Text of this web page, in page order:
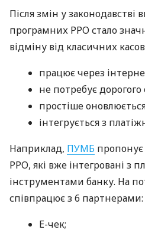
Після змін у законодавстві
програмних РРО стало
відміну від класичних
працює через
не потребує
простіше
інтегрується з
Наприклад, ПУМБ пропонує
РРО, які вже інтегровані з
інструментами банку. На
співпрацює з 6 партнерами:
E-чек;